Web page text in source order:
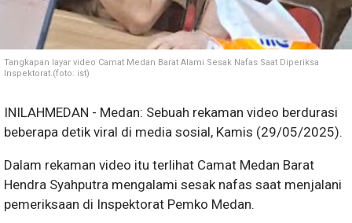
Tangkapan layar video Camat Medan Barat Alami Sesak Nafas Saat Diperiksa
Inspektorat.(foto: ist)
INILAHMEDAN - Medan: Sebuah rekaman video berdurasi
beberapa detik viral di media sosial, Kamis (29/05/2025).
Dalam rekaman video itu terlihat Camat Medan Barat
Hendra Syahputra mengalami sesak nafas saat menjalani
pemeriksaan di Inspektorat Pemko Medan.